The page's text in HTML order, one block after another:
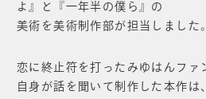
よ』と『一年半の僕ら』の
美術を美術制作部が担当しました
恋に終止符を打ったみゆはんファ
自身が話を聞いて制作した本作は